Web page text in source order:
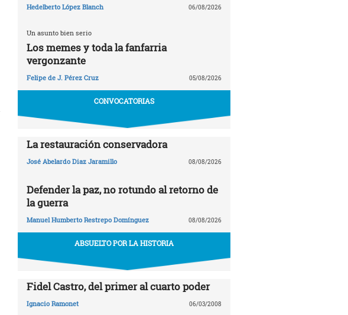
Hedelberto López Blanch 06/08/2026
Un asunto bien serio
Los memes y toda la fanfarria
vergonzante
Felipe de J. Pérez Cruz 05/08/2026
CONVOCATORIAS
La restauración conservadora
José Abelardo Diaz Jaramillo 08/08/2026
Defender la paz, no rotundo al retorno de
la guerra
Manuel Humberto Restrepo Domínguez 08/08/2026
ABSUELTO POR LA HISTORIA
Fidel Castro, del primer al cuarto poder
Ignacio Ramonet 06/03/2008